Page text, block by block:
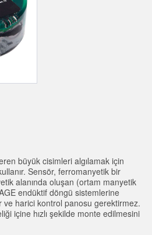
Sensors
ve Lüminesans Sensörleri
Pickup
and Preventative
Equipment Effectiveness
(OEE)
büyük cisimleri algılamak için
Sensör, ferromanyetik bir
alanında oluşan (ortam manyetik
endüktif döngü sistemlerine
ve harici kontrol panosu gerektirmez.
içine hızlı şekilde monte edilmesini